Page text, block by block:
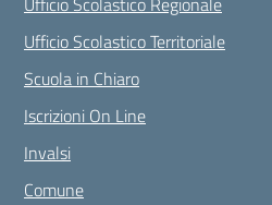
Ufficio Scolastico Territoriale
Scuola in Chiaro
Iscrizioni On Line
Invalsi
Comune